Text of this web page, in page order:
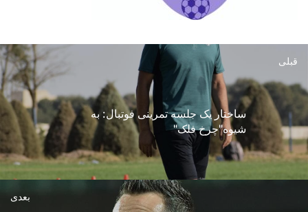
قبلی
ساختار یک جلسه تمرینی فوتبال: به
شیوه"چرخ فلک"
بعدی